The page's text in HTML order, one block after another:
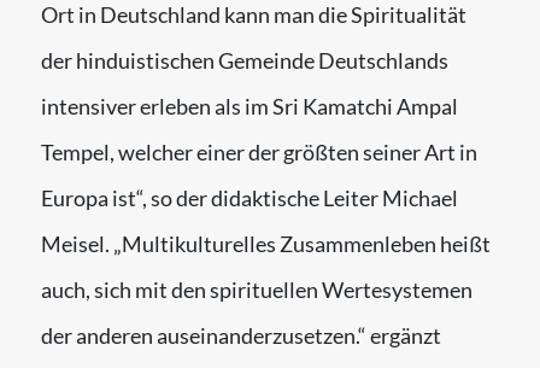
Ort in Deutschland kann man die Spiritualität
der hinduistischen Gemeinde Deutschlands
intensiver erleben als im Sri Kamatchi Ampal
Tempel, welcher einer der größten seiner Art in
Europa ist“, so der didaktische Leiter Michael
Meisel. „Multikulturelles Zusammenleben heißt
auch, sich mit den spirituellen Wertesystemen
der anderen auseinanderzusetzen.“ ergänzt